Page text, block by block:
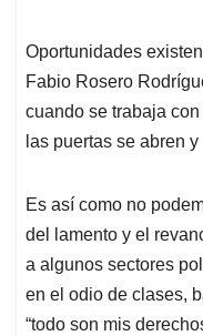
Oportunidades
Fabio Rosero
cuando se trabaja
las puertas se abren
Es así como no
del lamento y el
a algunos sectores
en el odio de clases,
“todo son mis